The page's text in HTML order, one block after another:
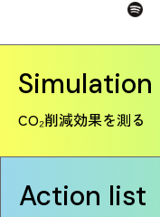
Simulation
CO₂削減効果を測る
Action list